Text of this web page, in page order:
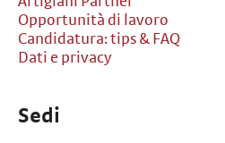
Opportunità di lavoro
Candidatura: tips & FAQ
Dati e privacy
Sedi